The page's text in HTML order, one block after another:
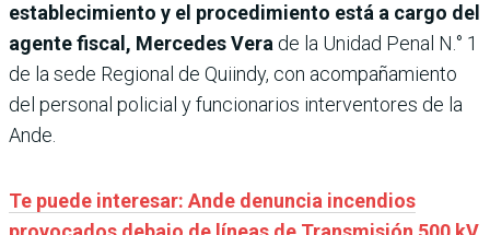
establecimiento y el procedimiento está a cargo del
agente fiscal, Mercedes Vera de la Unidad Penal N.° 1
de la sede Regional de Quiindy, con acompañamiento
del personal policial y funcionarios interventores de la
Ande.
Te puede interesar: Ande denuncia incendios